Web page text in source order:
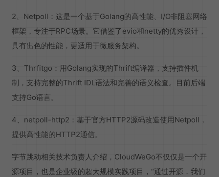
2、Netpoll：这是一个基于Golang的高性能、I/O非阻塞网络
框架，专注于RPC场景。它借鉴了evio和netty的优秀设计，
具有出色的性能，更适用于微服务架构。
3、Thrfitgo：用Golang实现的Thrift编译器，支持插件机
制，支持完整的Thrift IDL语法和完善的语义检查。目前后端
支持Go语言。
4、netpoll-http2：基于官方HTTP2源码改造使用Netpoll，
提供高性能的HTTP2通信。
字节跳动相关技术负责人介绍，CloudWeGo不仅仅是一个开
源项目，也是企业级的超大规模实践项目，“通过开源，我们